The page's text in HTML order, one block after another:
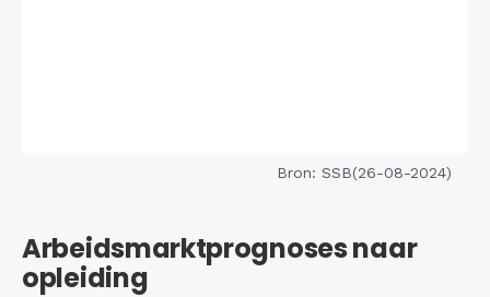
Bron: SSB(26-08-2024)
Arbeidsmarktprognoses naar
opleiding